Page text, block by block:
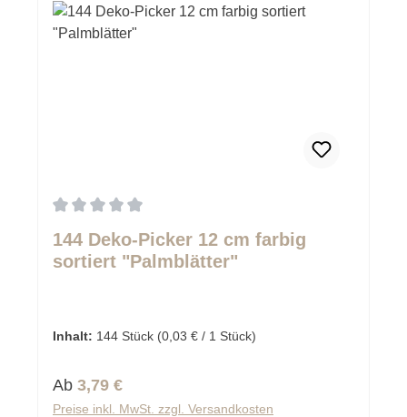
144 Deko-Picker 12 cm farbig
sortiert "Palmblätter"
Inhalt: 144 Stück (0,03 € / 1 Stück)
Regulärer Preis:
Ab 3,79 €
Preise inkl. MwSt. zzgl. Versandkosten